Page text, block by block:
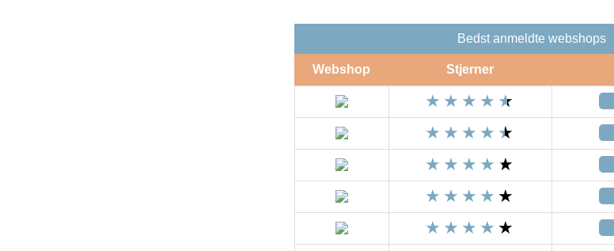
Bedst anmeldte webshops
Webshop Stjerner